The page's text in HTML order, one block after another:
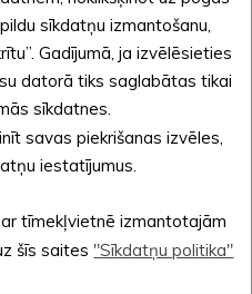
pārvadājumu
līdzekļiem
pagasta pārvaldei
un aizņēmumu tā
domes 28.12.2017.
un atlīdzību Alūksnes
sīkdatņu izmantošanu,
Gadījumā, ja izvēlēsieties
datorā tiks saglabātas tikai
sīkdatnes.
savas piekrišanas izvēles,
iestatījumus.
tīmekļvietnē izmantotajām
šīs saites "Sīkdatņu politika"